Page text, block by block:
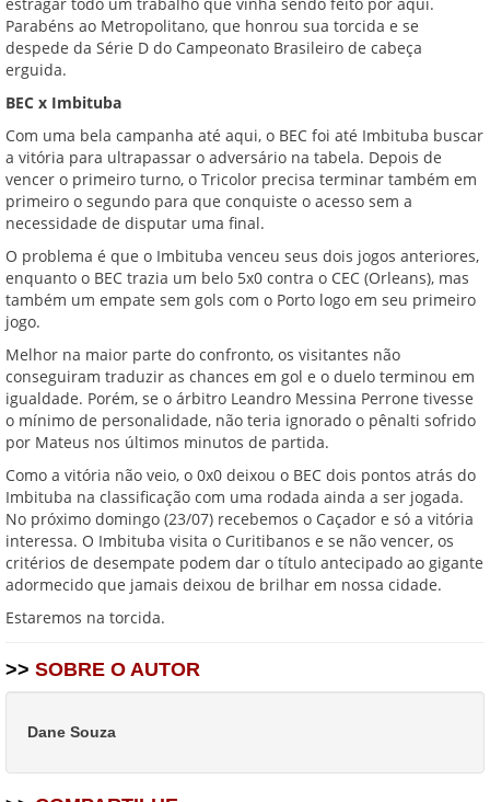
Parabéns ao Metropolitano, que honrou sua torcida e se
despede da Série D do Campeonato Brasileiro de cabeça
erguida.
BEC x Imbituba
Com uma bela campanha até aqui, o BEC foi até Imbituba buscar
a vitória para ultrapassar o adversário na tabela. Depois de
vencer o primeiro turno, o Tricolor precisa terminar também em
primeiro o segundo para que conquiste o acesso sem a
necessidade de disputar uma final.
O problema é que o Imbituba venceu seus dois jogos anteriores,
enquanto o BEC trazia um belo 5x0 contra o CEC (Orleans), mas
também um empate sem gols com o Porto logo em seu primeiro
jogo.
Melhor na maior parte do confronto, os visitantes não
conseguiram traduzir as chances em gol e o duelo terminou em
igualdade. Porém, se o árbitro Leandro Messina Perrone tivesse
o mínimo de personalidade, não teria ignorado o pênalti sofrido
por Mateus nos últimos minutos de partida.
Como a vitória não veio, o 0x0 deixou o BEC dois pontos atrás do
Imbituba na classificação com uma rodada ainda a ser jogada.
No próximo domingo (23/07) recebemos o Caçador e só a vitória
interessa. O Imbituba visita o Curitibanos e se não vencer, os
critérios de desempate podem dar o título antecipado ao gigante
adormecido que jamais deixou de brilhar em nossa cidade.
Estaremos na torcida.
>> SOBRE O AUTOR
Dane Souza